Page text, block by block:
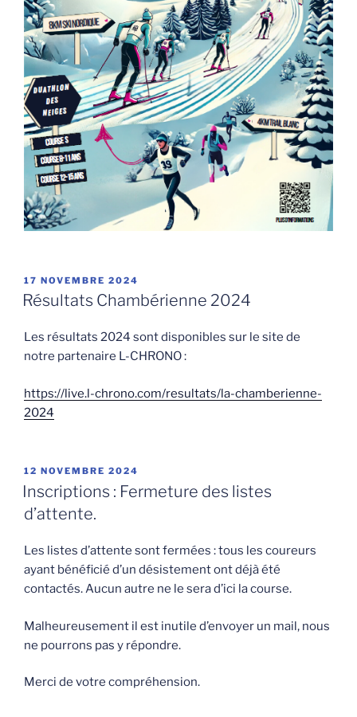
PUBLIÉ
LE
17 NOVEMBRE 2024
Résultats Chambérienne 2024
Les résultats 2024 sont disponibles sur le site de
notre partenaire L-CHRONO :
https://live.l-chrono.com/resultats/la-chamberienne-
2024
PUBLIÉ
LE
12 NOVEMBRE 2024
Inscriptions : Fermeture des listes
d’attente.
Les listes d’attente sont fermées : tous les coureurs
ayant bénéficié d’un désistement ont déjà été
contactés. Aucun autre ne le sera d’ici la course.
Malheureusement il est inutile d’envoyer un mail, nous
ne pourrons pas y répondre.
Merci de votre compréhension.